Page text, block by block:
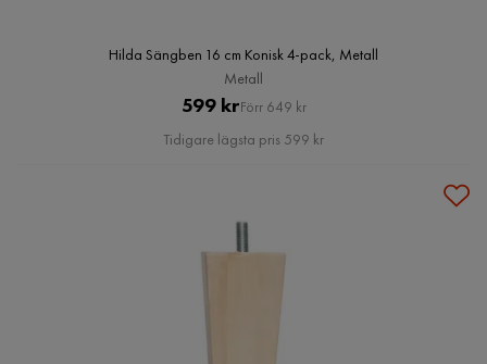
Hilda Sängben 16 cm Konisk 4-pack, Metall
Metall
Pris
599 krOriginal
Pris
Förr 649 kr
Tidigare lägsta pris 599 kr